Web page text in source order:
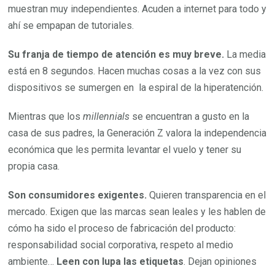
muestran muy independientes. Acuden a internet para todo y
ahí se empapan de tutoriales.
Su franja de tiempo de atención es muy breve. La media
está en 8 segundos. Hacen muchas cosas a la vez con sus
dispositivos se sumergen en la espiral de la hiperatención.
Mientras que losmillennials se encuentran a gusto en la
casa de sus padres, la Generación Z valora la independencia
económica que les permita levantar el vuelo y tener su
propia casa.
Son consumidores exigentes. Quieren transparencia en el
mercado. Exigen que las marcas sean leales y les hablen de
cómo ha sido el proceso de fabricación del producto:
responsabilidad social corporativa, respeto al medio
ambiente… Leen con lupa las etiquetas. Dejan opiniones